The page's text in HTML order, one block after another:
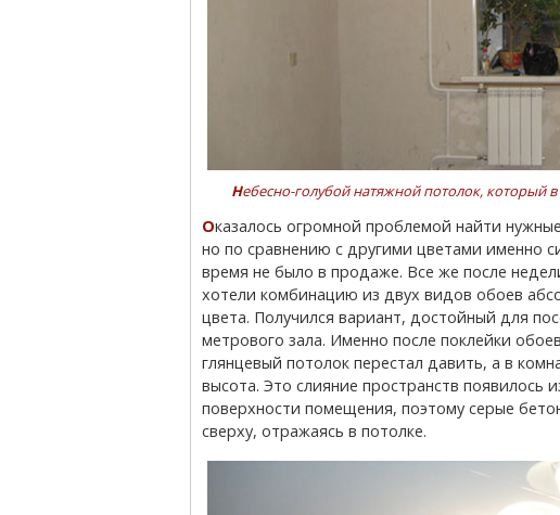
Небесно-голубой натяжной потолок, который
Оказалось огромной проблемой найти нужные обои. Не то чтобы их совсем не было,
но по сравнению с другими цветами именно
время не было в продаже. Все же после
хотели комбинацию из двух видов обоев
цвета. Получился вариант, достойный для
метрового зала. Именно после поклейки
глянцевый потолок перестал давить, а в
высота. Это слияние пространств появилось
поверхности помещения, поэтому серые
сверху, отражаясь в потолке.